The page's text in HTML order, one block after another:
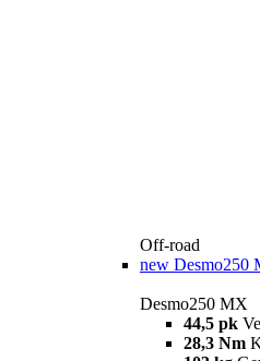
Off-road
new Desmo250
Desmo250 MX
44,5 pk
28,3 Nm